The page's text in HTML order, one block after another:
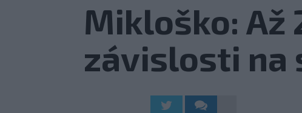
Mikloško: Až
závislosti na